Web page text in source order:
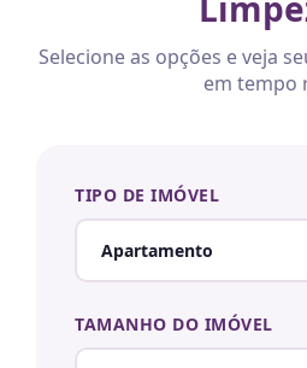
Selecione as opções e veja
em tempo
TIPO DE IMÓVEL
TAMANHO DO IMÓVEL